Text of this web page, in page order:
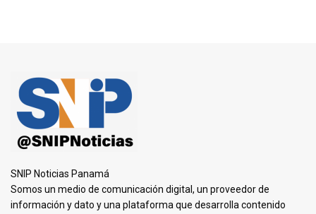
SNIP Noticias Panamá
Somos un medio de comunicación digital, un proveedor de
información y dato y una plataforma que desarrolla contenido